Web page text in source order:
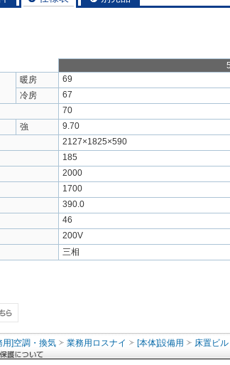
暖房
69
冷房
67
70
強
9.70
2127×1825×590
185
2000
1700
390.0
46
200V
三相
用]空調・換気 業務用ロスナイ [本体]設備用 床置ビ